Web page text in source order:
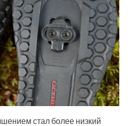
стал более низкий